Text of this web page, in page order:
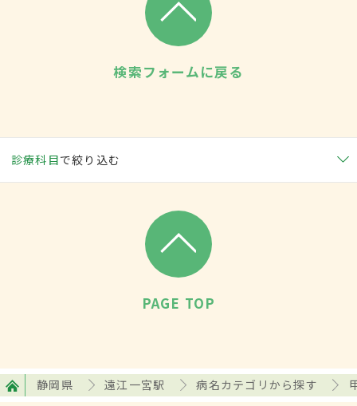
検索フォームに戻る
診療科目で絞り込む
PAGE TOP
静岡県 遠江一宮駅 病名カテゴリから探す